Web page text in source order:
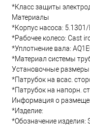
*Класс защиты
Материалы
*Корпус насоса:
*Рабочее колесо: Cast
*Уплотнение вала:
*Материал системы
Установочные размеры
*Патрубок на всас.
*Патрубок на напорн.
Информация о
*Изделие:
*Обозначение изделия: